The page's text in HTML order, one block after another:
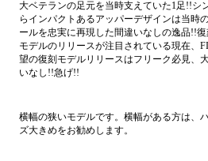
大ベテランの足元を当時支えていた1足!!シ
らインパクトあるアッパーデザインは当時
ールを忠実に再現した間違いなしの逸品!!
モデルのリリースが注目されている現在、
望の復刻モデルリリースはフリーク必見、
いなし!!急げ!!
横幅の狭いモデルです。横幅がある方は、
ズ大きめをお勧めします。